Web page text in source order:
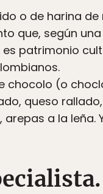
o de harina
que, según
patrimonio
chocolo (o
queso
a la leña.